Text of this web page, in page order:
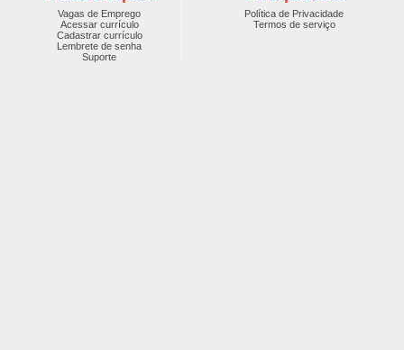
Vagas de Emprego
Acessar currículo
Cadastrar currículo
Lembrete de senha
Suporte
Política de Privacidade
Termos de serviço